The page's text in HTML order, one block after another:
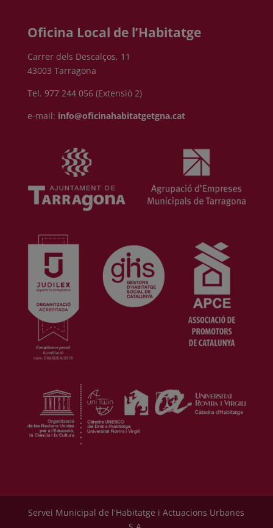
Oficina Local de l’Habitatge
Carrer dels Descalços, 11
43003 Tarragona
Tel. 977 244 056 (Extensió 2)
e-mail: info@oficinahabitatgetgna.cat
Servei Municipal de l'Habitatge i Actuacions Urbanes